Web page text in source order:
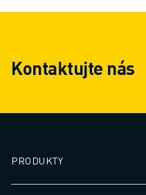
Kontaktujte nás
PRODUKTY